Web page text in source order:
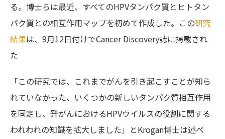
る。博士らは最近、すべてのHPVタンパク質とヒトタン
パク質との相互作用マップを初めて作成した。この研究
結果は、9月12日付けでCancer Discovery誌に掲載され
た
「この研究では、これまでがんを引き起こすことが知ら
れていなかった、いくつかの新しいタンパク質相互作用
を同定し、発がんにおけるHPVウイルスの役割に関する
われわれの知識を拡大しました」とKrogan博士は述べ